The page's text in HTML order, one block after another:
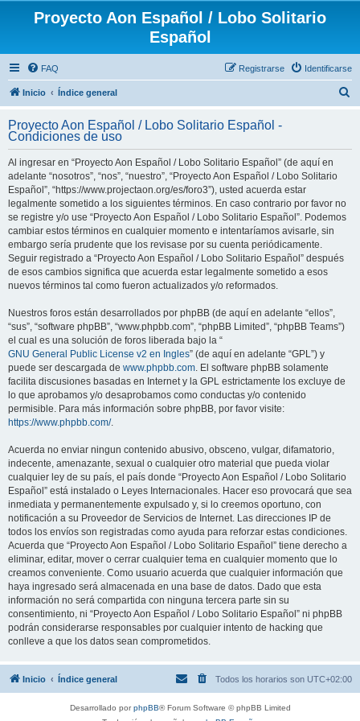
Proyecto Aon Español / Lobo Solitario
Español
FAQ Identificarse
Registrarse
Inicio Índice general
c
Proyecto Aon Español / Lobo Solitario Español -
Condiciones de uso
Al ingresar en “Proyecto Aon Español / Lobo Solitario Español” (de aquí en
adelante “nosotros”, “nos”, “nuestro”, “Proyecto Aon Español / Lobo Solitario
Español”, “https://www.projectaon.org/es/foro3”), usted acuerda estar
legalmente sometido a los siguientes términos. En caso contrario por favor no
se registre y/o use “Proyecto Aon Español / Lobo Solitario Español”. Podemos
cambiar estos términos en cualquier momento e intentaríamos avisarle, sin
embargo sería prudente que los revisase por su cuenta periódicamente.
Seguir registrado a “Proyecto Aon Español / Lobo Solitario Español” después
de esos cambios significa que acuerda estar legalmente sometido a esos
nuevos términos tal como fueron actualizados y/o reformados.
Nuestros foros están desarrollados por phpBB (de aquí en adelante “ellos”,
“sus”, “software phpBB”, “www.phpbb.com”, “phpBB Limited”, “phpBB Teams”)
el cual es una solución de foros liberada bajo la “
GNU General Public License v2 en Ingles” (de aquí en adelante “GPL”) y
puede ser descargada de www.phpbb.com. El software phpBB solamente
facilita discusiones basadas en Internet y la GPL estrictamente los excluye de
lo que aprobamos y/o desaprobamos como conductas y/o contenido
permisible. Para más información sobre phpBB, por favor visite:
https://www.phpbb.com/.
Acuerda no enviar ningun contenido abusivo, obsceno, vulgar, difamatorio,
indecente, amenazante, sexual o cualquier otro material que pueda violar
cualquier ley de su país, el país donde “Proyecto Aon Español / Lobo Solitario
Español” está instalado o Leyes Internacionales. Hacer eso provocará que sea
inmediata y permanentemente expulsado y, si lo creemos oportuno, con
notificación a su Proveedor de Servicios de Internet. Las direcciones IP de
todos los envíos son registradas como ayuda para reforzar estas condiciones.
Acuerda que “Proyecto Aon Español / Lobo Solitario Español” tiene derecho a
eliminar, editar, mover o cerrar cualquier tema en cualquier momento que lo
creamos conveniente. Como usuario acuerda que cualquier información que
haya ingresado será almacenada en una base de datos. Dado que esta
información no será compartida con ninguna tercera parte sin su
consentimiento, ni “Proyecto Aon Español / Lobo Solitario Español” ni phpBB
podrán considerarse responsables por cualquier intento de hacking que
conlleve a que los datos sean comprometidos.
Inicio Índice general Todos los horarios son UTC+02:00
Desarrollado porphpBB® Forum Software © phpBB Limited